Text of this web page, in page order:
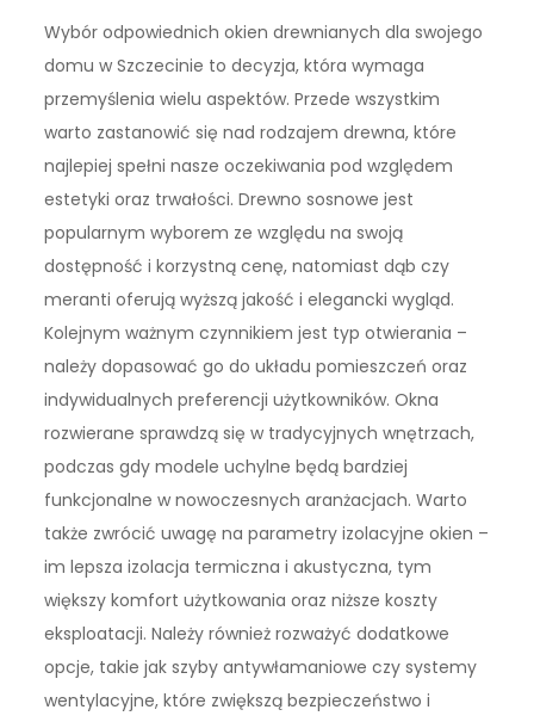
Wybór odpowiednich okien drewnianych dla swojego
domu w Szczecinie to decyzja, która wymaga
przemyślenia wielu aspektów. Przede wszystkim
warto zastanowić się nad rodzajem drewna, które
najlepiej spełni nasze oczekiwania pod względem
estetyki oraz trwałości. Drewno sosnowe jest
popularnym wyborem ze względu na swoją
dostępność i korzystną cenę, natomiast dąb czy
meranti oferują wyższą jakość i elegancki wygląd.
Kolejnym ważnym czynnikiem jest typ otwierania –
należy dopasować go do układu pomieszczeń oraz
indywidualnych preferencji użytkowników. Okna
rozwierane sprawdzą się w tradycyjnych wnętrzach,
podczas gdy modele uchylne będą bardziej
funkcjonalne w nowoczesnych aranżacjach. Warto
także zwrócić uwagę na parametry izolacyjne okien –
im lepsza izolacja termiczna i akustyczna, tym
większy komfort użytkowania oraz niższe koszty
eksploatacji. Należy również rozważyć dodatkowe
opcje, takie jak szyby antywłamaniowe czy systemy
wentylacyjne, które zwiększą bezpieczeństwo i